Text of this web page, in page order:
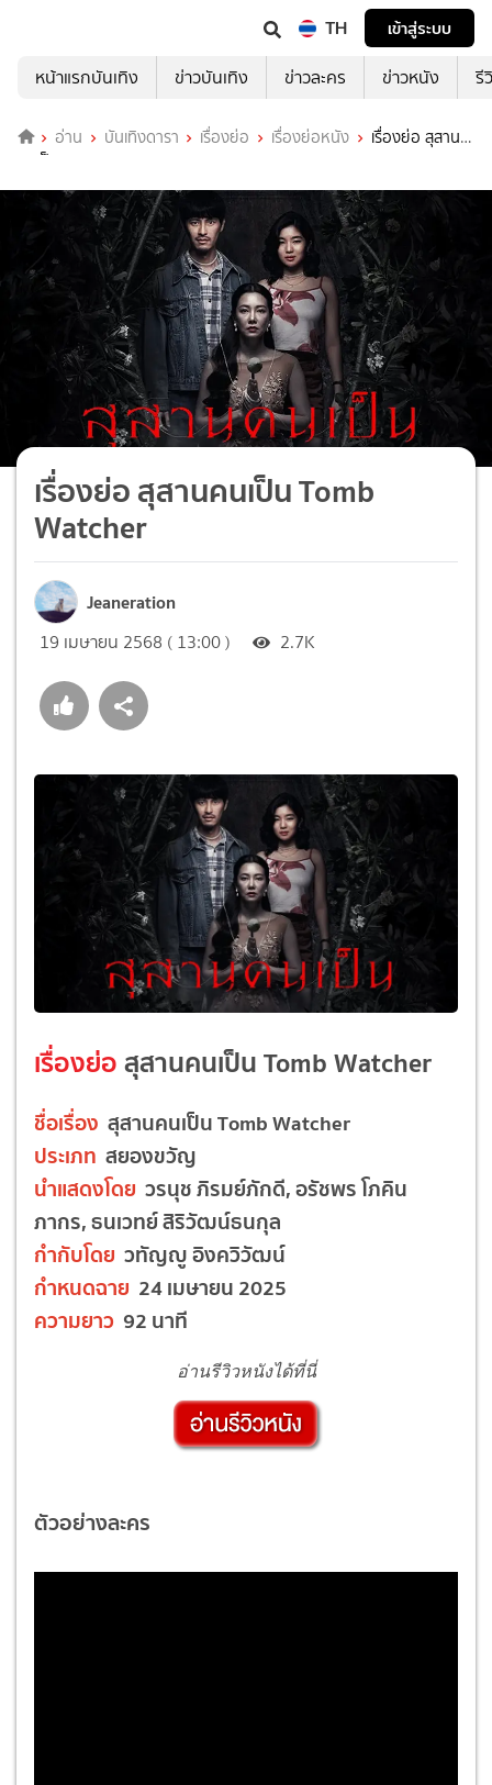
TH
เข้าสู่ระบบ
หน้าแรกบันเทิง
ข่าวบันเทิง ข่าวละคร ข่าวหนัง รี
อ่าน บันเทิงดารา เรื่องย่อ เรื่องย่อหนัง
เรื่องย่อ สุสาน
คนเป็น Tomb Watcher
เรื่องย่อ สุสานคนเป็น Tomb
Watcher
Jeaneration
19 เมษายน 2568 ( 13:00 ) 2.7K
เรื่องย่อสุสานคนเป็น Tomb Watcher
ชื่อเรื่อง สุสานคนเป็น Tomb Watcher
ประเภท สยองขวัญ
นำแสดงโดย วรนุช ภิรมย์ภักดี, อรัชพร โภคิน
ภากร, ธนเวทย์ สิริวัฒน์ธนกุล
กำกับโดย วทัญญู อิงควิวัฒน์
กำหนดฉาย 24 เมษายน 2025
ความยาว 92 นาที
อ่านรีวิวหนังได้ที่นี่
ตัวอย่างละคร